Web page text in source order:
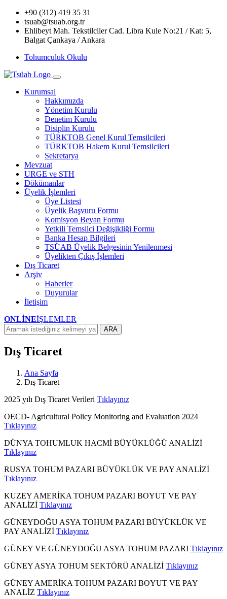
+90 (312) 419 35 31
tsuab@tsuab.org.tr
Ehlibeyt Mah. Tekstilciler Cad. Libra Kule No:21 / Kat: 5,
Balgat Çankaya / Ankara
Tohumculuk Okulu
Kurumsal
Hakkımızda
Yönetim Kurulu
Denetim Kurulu
Disiplin Kurulu
TÜRKTOB Genel Kurul Temsilcileri
TÜRKTOB Hakem Kurul Temsilcileri
Sekretarya
Mevzuat
URGE ve STH
Dökümanlar
Üyelik İşlemleri
Üye Listesi
Üyelik Başvuru Formu
Komisyon Beyan Formu
Yetkili Temsilci Değişikliği Formu
Banka Hesap Bilgileri
TSÜAB Üyelik Belgesinin Yenilenmesi
Üyelikten Çıkış İşlemleri
Dış Ticaret
Arşiv
Haberler
Duyurular
İletişim
ONLİNEİŞLEMLER
ARA
Dış Ticaret
Ana Sayfa
Dış Ticaret
2025 yılı Dış Ticaret Verileri Tıklayınız
OECD- Agricultural Policy Monitoring and Evaluation 2024
Tıklayınız
DÜNYA TOHUMLUK HACMİ BÜYÜKLÜĞÜ ANALİZİ
Tıklayınız
RUSYA TOHUM PAZARI BÜYÜKLÜK VE PAY ANALİZİ
Tıklayınız
KUZEY AMERİKA TOHUM PAZARI BOYUT VE PAY
ANALİZİ Tıklayınız
GÜNEYDOĞU ASYA TOHUM PAZARI BÜYÜKLÜK VE
PAY ANALİZİ Tıklayınız
GÜNEY VE GÜNEYDOĞU ASYA TOHUM PAZARI Tıklayınız
GÜNEY ASYA TOHUM SEKTÖRÜ ANALİZİ Tıklayınız
GÜNEY AMERİKA TOHUM PAZARI BOYUT VE PAY
ANALİZ Tıklayınız